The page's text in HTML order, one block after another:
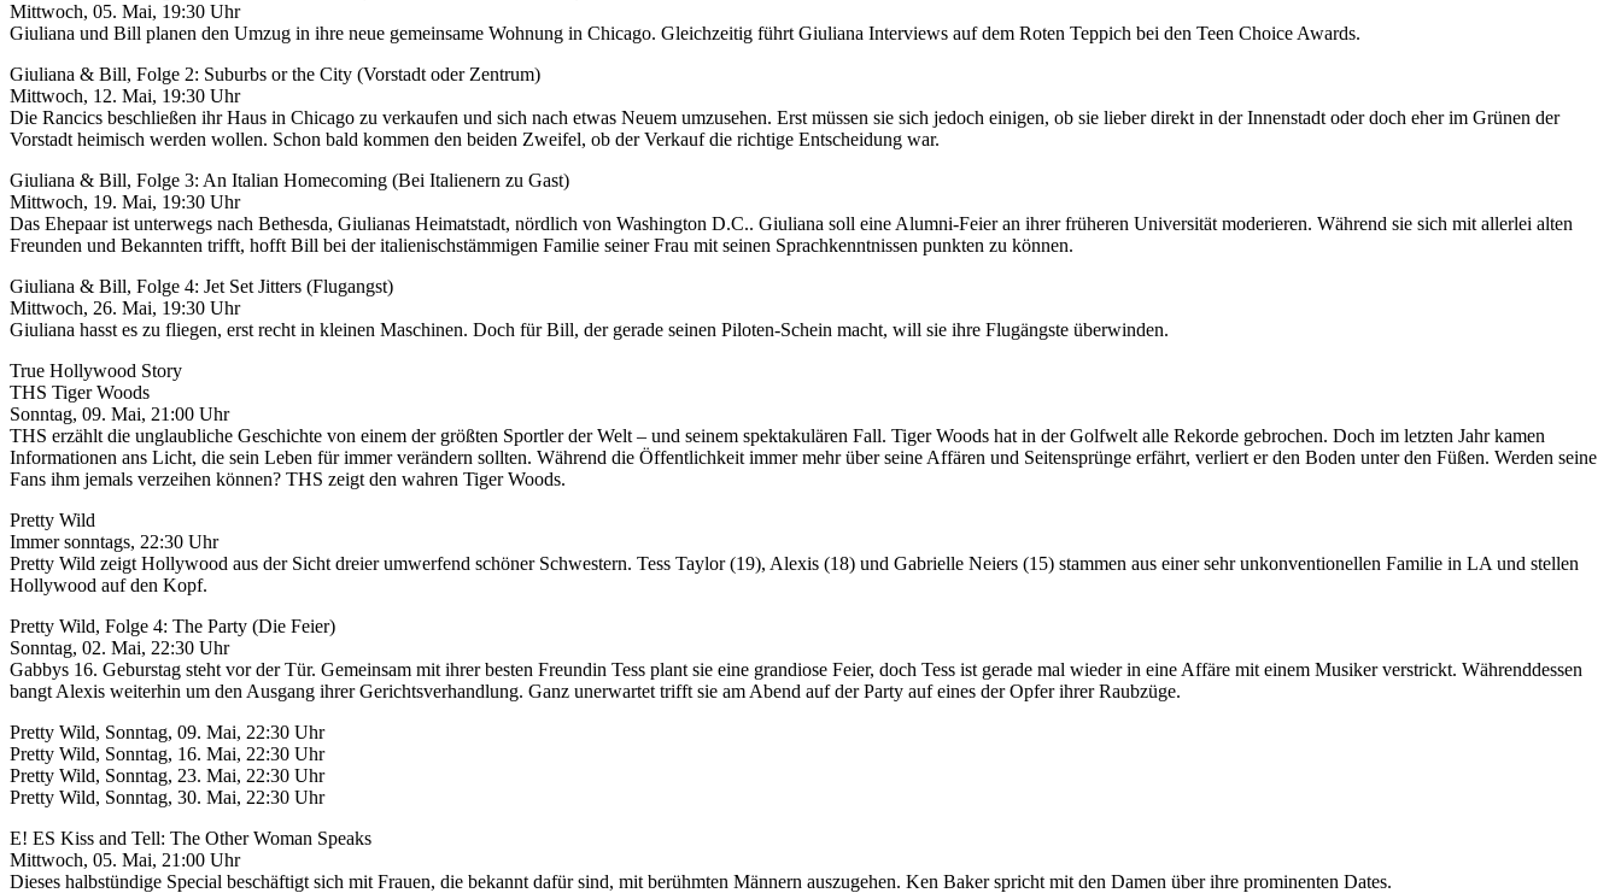
Mittwoch, 05. Mai, 19:30 Uhr
Giuliana und Bill planen den Umzug in ihre neue gemeinsame Wohnung in Chicago. Gleichzeitig führt Giuliana Interviews auf dem Roten Teppich bei den Teen Choice Awards.
Giuliana & Bill, Folge 2: Suburbs or the City (Vorstadt oder Zentrum)
Mittwoch, 12. Mai, 19:30 Uhr
Die Rancics beschließen ihr Haus in Chicago zu verkaufen und sich nach etwas Neuem umzusehen. Erst müssen sie sich jedoch einigen, ob sie lieber direkt in der Innenstadt oder doch eher im Grünen der
Vorstadt heimisch werden wollen. Schon bald kommen den beiden Zweifel, ob der Verkauf die richtige Entscheidung war.
Giuliana & Bill, Folge 3: An Italian Homecoming (Bei Italienern zu Gast)
Mittwoch, 19. Mai, 19:30 Uhr
Das Ehepaar ist unterwegs nach Bethesda, Giulianas Heimatstadt, nördlich von Washington D.C.. Giuliana soll eine Alumni-Feier an ihrer früheren Universität moderieren. Während sie sich mit allerlei alten
Freunden und Bekannten trifft, hofft Bill bei der italienischstämmigen Familie seiner Frau mit seinen Sprachkenntnissen punkten zu können.
Giuliana & Bill, Folge 4: Jet Set Jitters (Flugangst)
Mittwoch, 26. Mai, 19:30 Uhr
Giuliana hasst es zu fliegen, erst recht in kleinen Maschinen. Doch für Bill, der gerade seinen Piloten-Schein macht, will sie ihre Flugängste überwinden.
True Hollywood Story
THS Tiger Woods
Sonntag, 09. Mai, 21:00 Uhr
THS erzählt die unglaubliche Geschichte von einem der größten Sportler der Welt – und seinem spektakulären Fall. Tiger Woods hat in der Golfwelt alle Rekorde gebrochen. Doch im letzten Jahr kamen
Informationen ans Licht, die sein Leben für immer verändern sollten. Während die Öffentlichkeit immer mehr über seine Affären und Seitensprünge erfährt, verliert er den Boden unter den Füßen. Werden seine
Fans ihm jemals verzeihen können? THS zeigt den wahren Tiger Woods.
Pretty Wild
Immer sonntags, 22:30 Uhr
Pretty Wild zeigt Hollywood aus der Sicht dreier umwerfend schöner Schwestern. Tess Taylor (19), Alexis (18) und Gabrielle Neiers (15) stammen aus einer sehr unkonventionellen Familie in LA und stellen
Hollywood auf den Kopf.
Pretty Wild, Folge 4: The Party (Die Feier)
Sonntag, 02. Mai, 22:30 Uhr
Gabbys 16. Geburstag steht vor der Tür. Gemeinsam mit ihrer besten Freundin Tess plant sie eine grandiose Feier, doch Tess ist gerade mal wieder in eine Affäre mit einem Musiker verstrickt. Währenddessen
bangt Alexis weiterhin um den Ausgang ihrer Gerichtsverhandlung. Ganz unerwartet trifft sie am Abend auf der Party auf eines der Opfer ihrer Raubzüge.
Pretty Wild, Sonntag, 09. Mai, 22:30 Uhr
Pretty Wild, Sonntag, 16. Mai, 22:30 Uhr
Pretty Wild, Sonntag, 23. Mai, 22:30 Uhr
Pretty Wild, Sonntag, 30. Mai, 22:30 Uhr
E! ES Kiss and Tell: The Other Woman Speaks
Mittwoch, 05. Mai, 21:00 Uhr
Dieses halbstündige Special beschäftigt sich mit Frauen, die bekannt dafür sind, mit berühmten Männern auszugehen. Ken Baker spricht mit den Damen über ihre prominenten Dates.